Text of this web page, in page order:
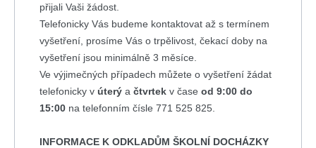
přijali Vaši žádost.
Telefonicky Vás budeme kontaktovat až s termínem
vyšetření, prosíme Vás o trpělivost, čekací doby na
vyšetření jsou minimálně 3 měsíce.
Ve výjimečných případech můžete o vyšetření žádat
telefonicky v úterý a čtvrtek v čase od 9:00 do
15:00 na telefonním čísle 771 525 825.
INFORMACE K ODKLADŮM ŠKOLNÍ DOCHÁZKY